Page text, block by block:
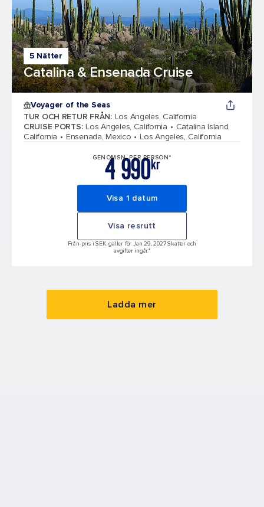
5 Nätter
Catalina & Ensenada Cruise
Voyager of the Seas
TUR OCH RETUR FRÅN: Los Angeles, California
CRUISE PORTS: Los Angeles, California
Catalina Island,
California
Ensenada, Mexico Los Angeles, California
GENOMSN. PER PERSON*
kr
4 990
Visa 1 datum
Visa resrutt
Från-pris i SEK, gäller för Jan 29, 2027 Skatter och
avgifter ingår.*
Ladda mer